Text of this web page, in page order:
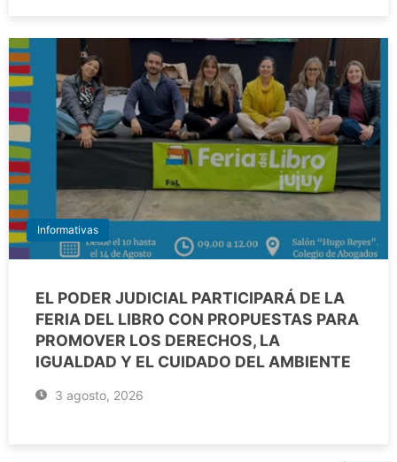
Informativas
EL PODER JUDICIAL PARTICIPARÁ DE LA
FERIA DEL LIBRO CON PROPUESTAS PARA
PROMOVER LOS DERECHOS, LA
IGUALDAD Y EL CUIDADO DEL AMBIENTE
3 agosto, 2026